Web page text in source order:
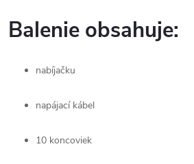
Balenie obsahuje:
nabíjačku
napájací kábel
10 koncoviek